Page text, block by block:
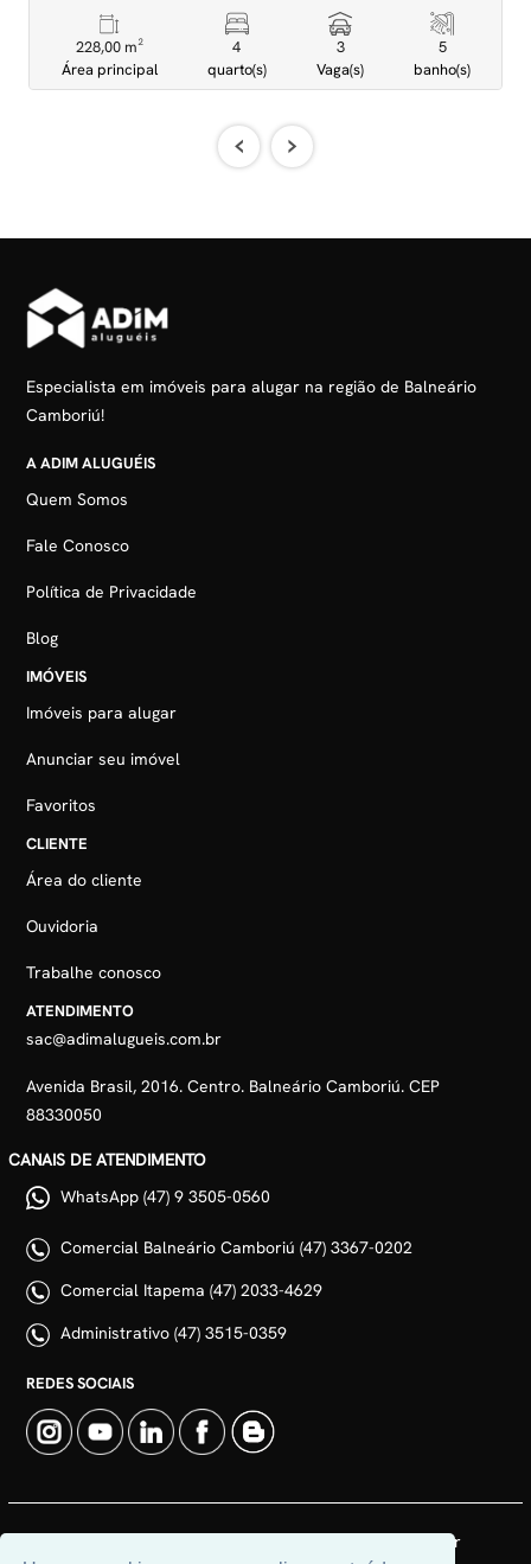
228,00 m²
Área principal
4
quarto(s)
3
Vaga(s)
5
banho(s)
‹ ›
Especialista em imóveis para alugar na região de Balneário
Camboriú!
A ADIM ALUGUÉIS
Quem Somos
Fale Conosco
Política de Privacidade
Blog
IMÓVEIS
Imóveis para alugar
Anunciar seu imóvel
Favoritos
CLIENTE
Área do cliente
Ouvidoria
Trabalhe conosco
ATENDIMENTO
sac@adimalugueis.com.br
Avenida Brasil, 2016. Centro. Balneário Camboriú. CEP
88330050
CANAIS DE ATENDIMENTO
WhatsApp (47) 9 3505-0560
Comercial Balneário Camboriú (47) 3367-0202
Comercial Itapema (47) 2033-4629
Administrativo (47) 3515-0359
REDES SOCIAIS
© 2026 | Adim Aluguéis | CRECI: 3235J | Desenvolvido por